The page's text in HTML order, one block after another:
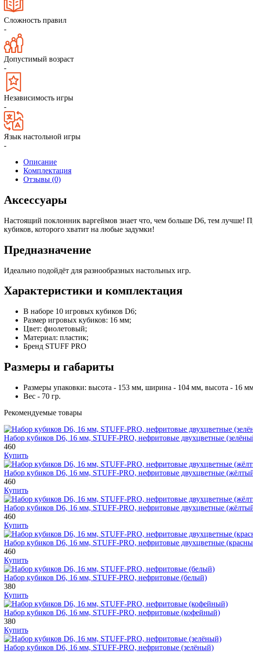
Сложность правил
-
Допустимый возраст
-
Независимость игры
-
Язык настольной игры
-
Описание
Комплектация
Отзывы (0)
Аксессуары
Настоящий поклонник варгеймов знает что, чем больше D6, тем лучше!
кубиков, которого хватит на любые задумки!
Предназначение
Идеально подойдёт для разнообразных настольных игр.
Характеристики и комплектация
В наборе 10 игровых кубиков D6;
Размер игровых кубиков: 16 мм;
Цвет: фиолетовый;
Материал: пластик;
Бренд STUFF PRO
Размеры и габариты
Размеры упаковки: высота - 153 мм, ширина - 104 мм, высота - 16
Вес - 70 гр.
Рекомендуемые товары
Набор кубиков D6, 16 мм, STUFF-PRO, нефритовые двухцветные
460
Купить
Набор кубиков D6, 16 мм, STUFF-PRO, нефритовые двухцветные
460
Купить
Набор кубиков D6, 16 мм, STUFF-PRO, нефритовые двухцветные
460
Купить
Набор кубиков D6, 16 мм, STUFF-PRO, нефритовые двухцветные
460
Купить
Набор кубиков D6, 16 мм, STUFF-PRO, нефритовые (белый)
380
Купить
Набор кубиков D6, 16 мм, STUFF-PRO, нефритовые (кофейный)
380
Купить
Набор кубиков D6, 16 мм, STUFF-PRO, нефритовые (зелёный)